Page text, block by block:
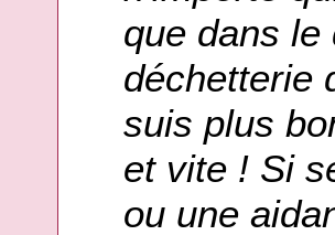
que dans le
déchetterie
suis plus
et vite ! Si
ou une